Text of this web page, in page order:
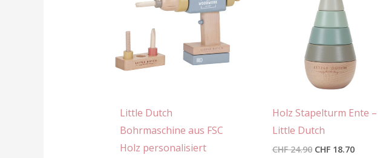
Little Dutch
Bohrmaschine aus FSC
Holz personalisiert
Holz Stapelturm Ente –
Little Dutch
CHF24.90 CHF18.70